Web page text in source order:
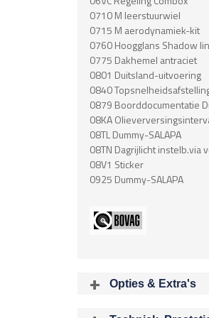
0710 M leerstuurwiel
0715 M aerodynamiek-kit
0760 Hoogglans Shadow
0775 Dakhemel antraciet
0801 Duitsland-uitvoering
0840
0879 Boorddocumentatie
08KA
08TL Dummy-SALAPA
08TN Dagrijlicht instelb.via
08V1 Sticker
0925 Dummy-SALAPA
Opties & Extra's